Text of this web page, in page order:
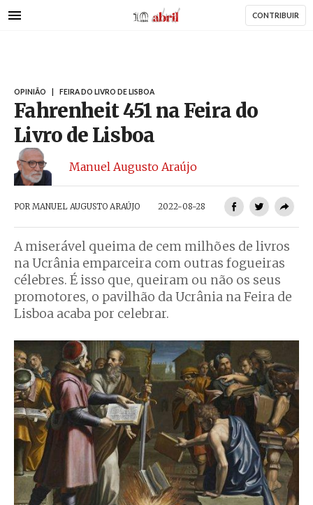
para
AbrilAbril CONTRIBUIR
OPINIÃO FEIRA DO LIVRO DE LISBOA
Fahrenheit 451 na Feira do
Livro de Lisboa
Manuel Augusto Araújo
POR MANUEL AUGUSTO ARAÚJO 2022-08-28
A miserável queima de cem milhões de livros
na Ucrânia emparceira com outras fogueiras
célebres. É isso que, queiram ou não os seus
promotores, o pavilhão da Ucrânia na Feira de
Lisboa acaba por celebrar.